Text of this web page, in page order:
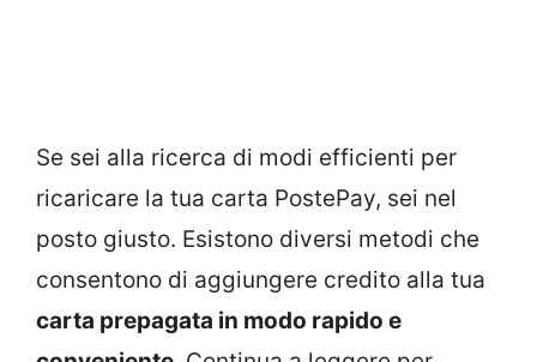
Se sei alla ricerca di modi efficienti per
ricaricare la tua carta PostePay, sei nel
posto giusto. Esistono diversi metodi che
consentono di aggiungere credito alla tua
carta prepagata in modo rapido e